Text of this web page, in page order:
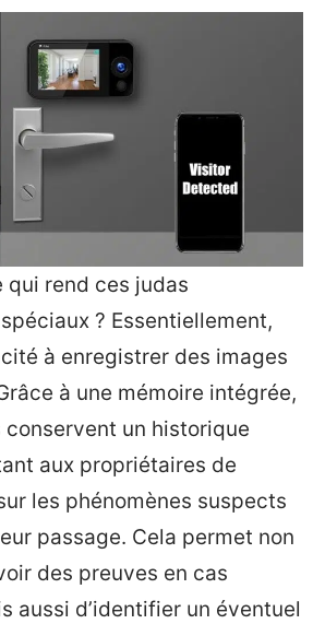
qui rend ces judas
? Essentiellement,
à enregistrer des images
à une mémoire intégrée,
un historique
aux propriétaires de
les phénomènes suspects
passage. Cela permet non
des preuves en cas
aussi d’identifier un éventuel